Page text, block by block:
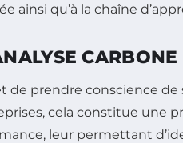
ainsi qu’à la chaîne
CARBONE
de prendre conscience de
cela constitue une
leur permettant